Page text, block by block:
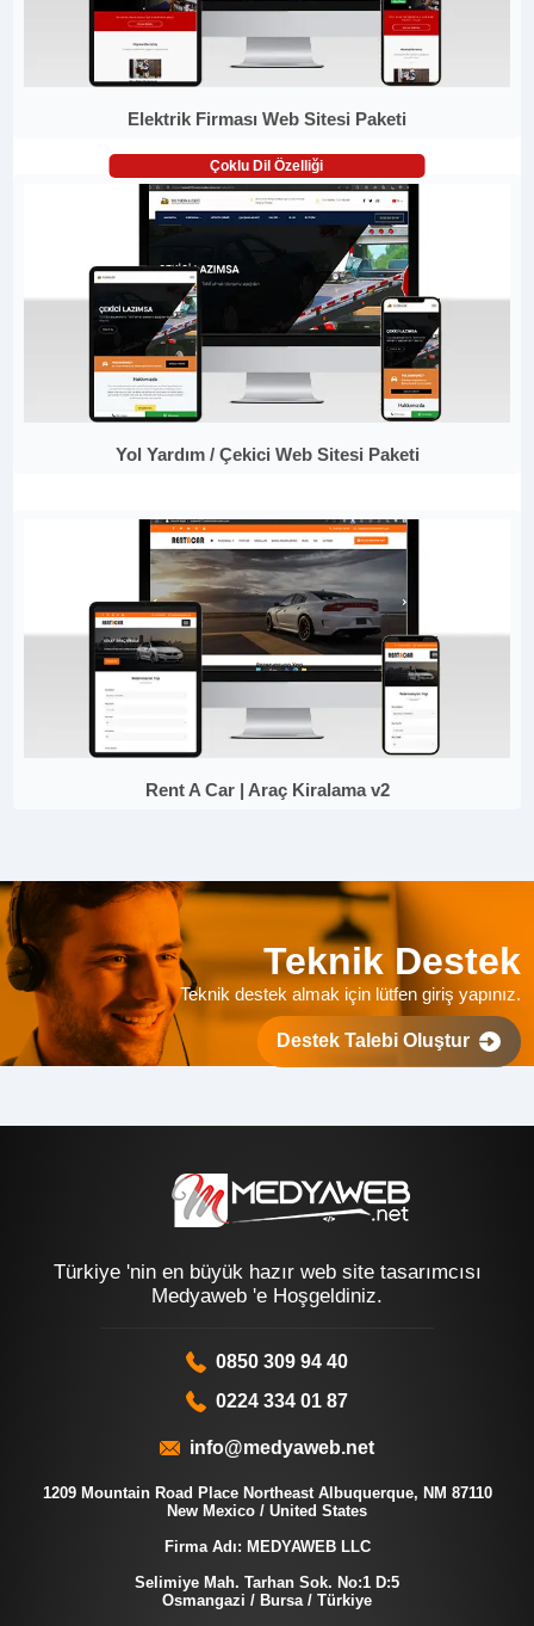
Elektrik Firması Web Sitesi Paketi
Çoklu Dil Özelliği
Yol Yardım / Çekici Web Sitesi Paketi
Rent A Car | Araç Kiralama v2
Teknik Destek
Teknik destek almak için lütfen giriş yapınız.
Destek Talebi Oluştur
Türkiye 'nin en büyük hazır web site tasarımcısı
Medyaweb 'e Hoşgeldiniz.
0850 309 94 40
0224 334 01 87
info@medyaweb.net
1209 Mountain Road Place Northeast Albuquerque, NM 87110
New Mexico / United States
Firma Adı: MEDYAWEB LLC
Selimiye Mah. Tarhan Sok. No:1 D:5
Osmangazi / Bursa / Türkiye